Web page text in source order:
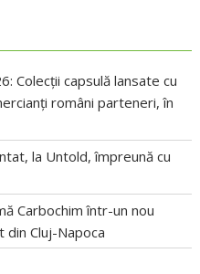
Colecții capsulă lansate cu
români parteneri, în
la Untold, împreună cu
Carbochim într-un nou
Cluj-Napoca